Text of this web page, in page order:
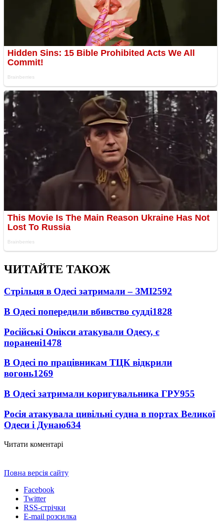
ЧИТАЙТЕ ТАКОЖ
Стрільця в Одесі затримали – ЗМІ2592
В Одесі попередили вбивство судді1828
Російські Онікси атакували Одесу, є
поранені1478
В Одесі по працівникам ТЦК відкрили
вогонь1269
В Одесі затримали коригувальника ГРУ955
Росія атакувала цивільні судна в портах Великої
Одеси і Дунаю634
Читати коментарі
Повна версія сайту
Facebook
Twitter
RSS-стрічки
E-mail розсилка